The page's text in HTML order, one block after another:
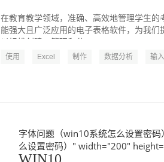
在教育教学领域，准确、高效地管理学生
能强大且广泛应用的电子表格软件，为我们
使用 Excel 制作 数据分析 输入
字体问题（win10系统怎么设置密
么设置密码）" width="200"